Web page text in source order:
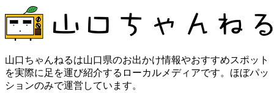
山口ちゃんねるは山口県のお出かけ情報やおすすめスポット
を実際に足を運び紹介するローカルメディアです。ほぼパッ
ションのみで運営しています。